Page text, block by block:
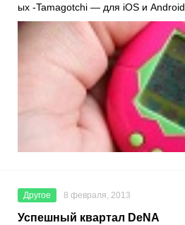
ых -Tamagotchi — для iOS и Android.
Другое 8 февраля, 2013
Успешный квартал DeNA